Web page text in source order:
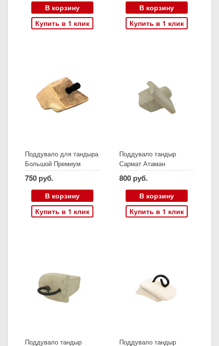
В корзину
Купить в 1 клик
В корзину
Купить в 1 клик
Поддувало для тандыра
Большой Премиум
"Добрый"
750 руб.
В корзину
Купить в 1 клик
Поддувало тандыр
Сармат Атаман
800 руб.
В корзину
Купить в 1 клик
Поддувало тандыр Поддувало тандыр